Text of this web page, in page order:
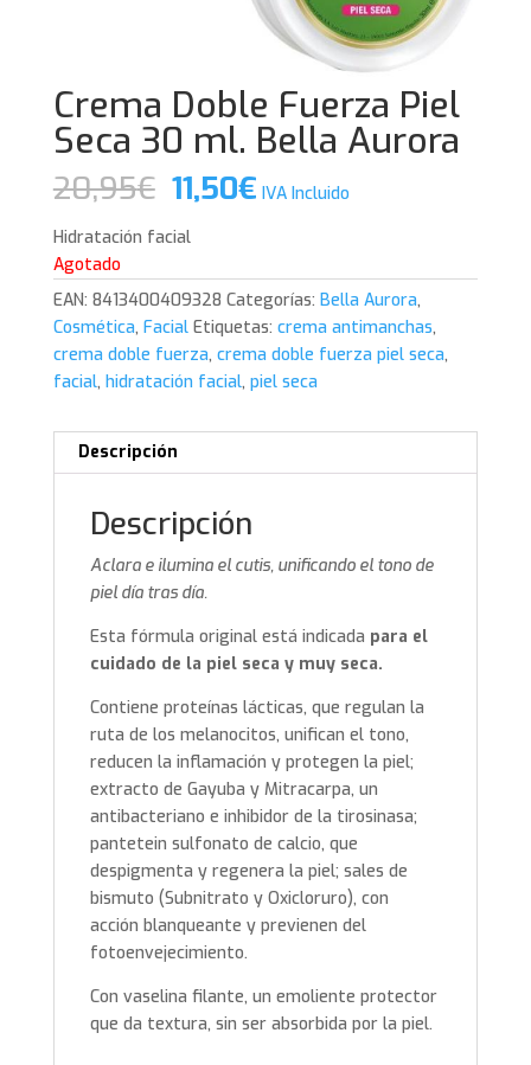
Crema Doble Fuerza Piel
Seca 30 ml. Bella Aurora
20,95€ El
precio
original
era:
20,95€.
11,50€El
es:
11,50€.
IVA Incluido
Hidratación facial
Agotado
EAN: 8413400409328 Categorías: Bella Aurora,
Cosmética, Facial Etiquetas: crema antimanchas,
crema doble fuerza, crema doble fuerza piel seca,
facial, hidratación facial, piel seca
Descripción
Descripción
Aclara e ilumina el cutis, unificando el tono de
piel día tras día.
Esta fórmula original está indicada para el
cuidado de la piel seca y muy seca.
Contiene proteínas lácticas, que regulan la
ruta de los melanocitos, unifican el tono,
reducen la inflamación y protegen la piel;
extracto de Gayuba y Mitracarpa, un
antibacteriano e inhibidor de la tirosinasa;
pantetein sulfonato de calcio, que
despigmenta y regenera la piel; sales de
bismuto (Subnitrato y Oxicloruro), con
acción blanqueante y previenen del
fotoenvejecimiento.
Con vaselina filante, un emoliente protector
que da textura, sin ser absorbida por la piel.